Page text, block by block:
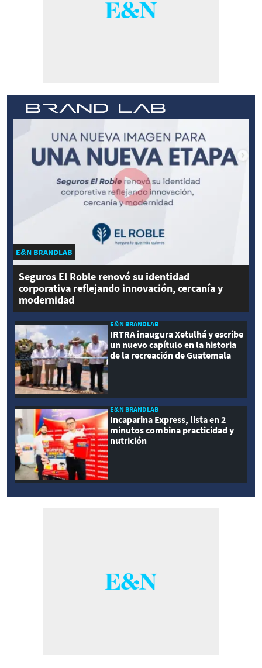
E&N BRANDLAB
Seguros El Roble renovó su identidad
corporativa reflejando innovación, cercanía y
modernidad
E&N BRANDLAB
IRTRA inaugura Xetulhá y escribe
un nuevo capítulo en la historia
de la recreación de Guatemala
E&N BRANDLAB
Incaparina Express, lista en 2
minutos combina practicidad y
nutrición